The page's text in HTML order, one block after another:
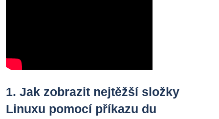
1. Jak zobrazit nejtěžší složky
Linuxu pomocí příkazu du